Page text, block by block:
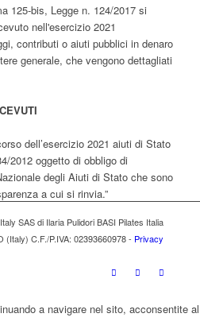
125-bis, Legge n. 124/2017 si
nell'esercizio 2021
contributi o aiuti pubblici in denaro
generale, che vengono dettagliati
dell’esercizio 2021 aiuti di Stato
2012 oggetto di obbligo di
degli Aiuti di Stato che sono
a cui si rinvia.”
SAS di Ilaria Pulidori BASI Pilates Italia
(Italy) C.F./P.IVA: 02393660978 - Privacy
a navigare nel sito, acconsentite al